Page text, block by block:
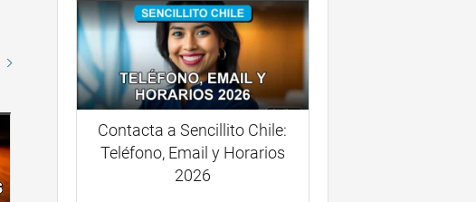
Contacta a Sencillito Chile:
Teléfono, Email y Horarios
2026